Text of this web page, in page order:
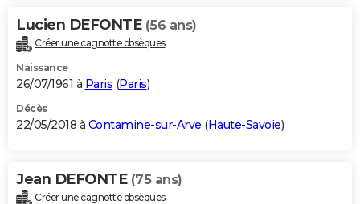
Lucien DEFONTE (56 ans)
Créer une cagnotte obsèques
Naissance
26/07/1961 à Paris (Paris)
Décès
22/05/2018 à Contamine-sur-Arve (Haute-Savoie)
Jean DEFONTE (75 ans)
Créer une cagnotte obsèques